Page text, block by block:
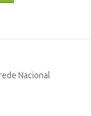
Nacional